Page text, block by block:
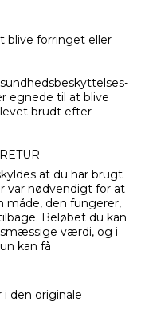
blive forringet eller
egnede til at blive
brudt efter
at du har brugt
var nødvendigt for at
måde, den fungerer,
Beløbet du kan
værdi, og i
kan få
i den originale